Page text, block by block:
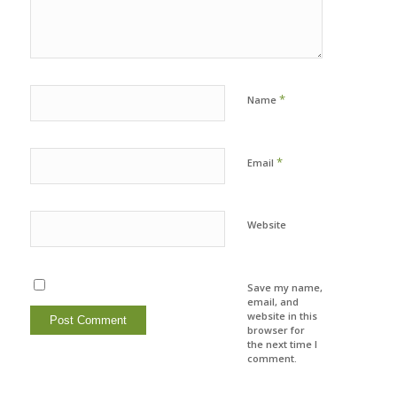
Name *
Email *
Website
Save my name,
email, and
website in this
browser for
the next time I
comment.